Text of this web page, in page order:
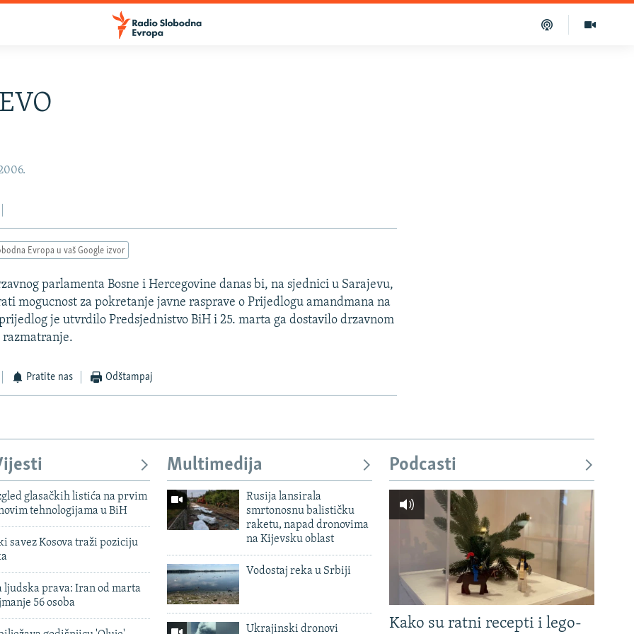
Evropa u vaš Google izvor
parlamenta Bosne i Hercegovine danas bi, na sjednici u Sarajevu,
mogucnost za pokretanje javne rasprave o Prijedlogu amandmana na
je utvrdilo Predsjednistvo BiH i 25. marta ga dostavilo drzavnom
Pratite nas Odštampaj
glasačkih listića na prvim
tehnologijama u BiH
savez Kosova traži poziciju
ljudska prava: Iran od marta
56 osoba
Multimedija
Rusija lansirala
smrtonosnu balističku
raketu, napad dronovima
na Kijevsku oblast
Vodostaj reka u Srbiji
Ukrajinski dronovi
Podcasti
Kako su ratni recepti i lego-